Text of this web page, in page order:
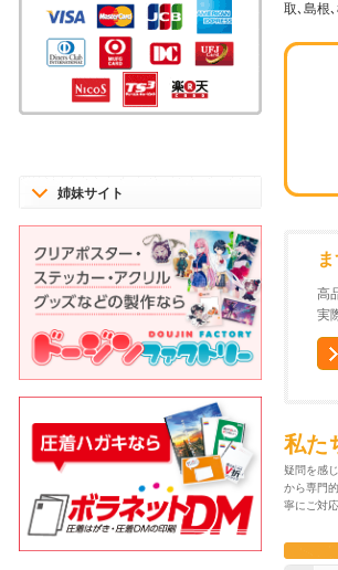
取､島根
高
実
私た
疑問を感
から専門
寧にご対
姉妹サイト